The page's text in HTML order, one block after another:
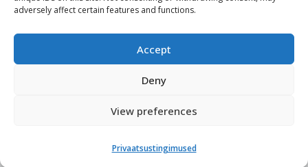
adversely affect certain features and functions.
Accept
Deny
View preferences
Privaatsustingimused
Sehenswürdigkeiten
Für Tourismusprofis
Harju-, Rapla- ja Läänemaa DMO